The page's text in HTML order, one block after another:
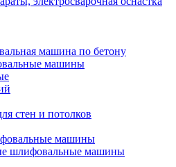
машина по бетону
машины
стен и потолков
машины
шлифовальные машины